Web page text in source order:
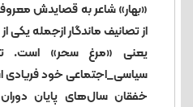
«بهار» شاعر به قصایدش
از تصانیف ماندگار ازجمله
یعنی «مرغ سحر» است.
سیاسی_اجتماعی خود فریادی
خفقان سال‌های پایان